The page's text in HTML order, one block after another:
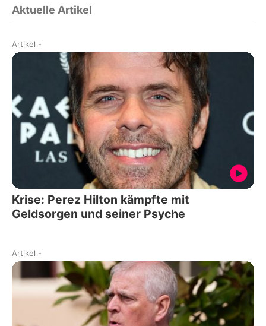
Aktuelle Artikel
Artikel -
Krise: Perez Hilton kämpfte mit
Geldsorgen und seiner Psyche
Artikel -